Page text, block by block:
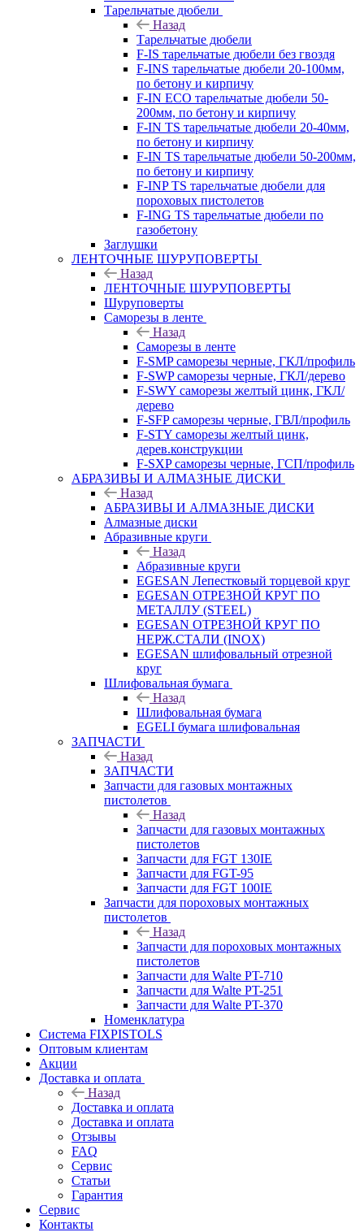
Тарельчатые дюбели
Назад
Тарельчатые дюбели
F-IS тарельчатые дюбели без гвоздя
F-INS тарельчатые дюбели 20-100мм,
по бетону и кирпичу
F-IN ECO тарельчатые дюбели 50-
200мм, по бетону и кирпичу
F-IN TS тарельчатые дюбели 20-40мм,
по бетону и кирпичу
F-IN TS тарельчатые дюбели 50-200мм,
по бетону и кирпичу
F-INP TS тарельчатые дюбели для
пороховых пистолетов
F-ING TS тарельчатые дюбели по
газобетону
Заглушки
ЛЕНТОЧНЫЕ ШУРУПОВЕРТЫ
Назад
ЛЕНТОЧНЫЕ ШУРУПОВЕРТЫ
Шуруповерты
Саморезы в ленте
Назад
Саморезы в ленте
F-SMP саморезы черные, ГКЛ/профиль
F-SWP саморезы черные, ГКЛ/дерево
F-SWY саморезы желтый цинк, ГКЛ/
дерево
F-SFP саморезы черные, ГВЛ/профиль
F-STY саморезы желтый цинк,
дерев.конструкции
F-SXP саморезы черные, ГСП/профиль
АБРАЗИВЫ И АЛМАЗНЫЕ ДИСКИ
Назад
АБРАЗИВЫ И АЛМАЗНЫЕ ДИСКИ
Алмазные диски
Абразивные круги
Назад
Абразивные круги
EGESAN Лепестковый торцевой круг
EGESAN ОТРЕЗНОЙ КРУГ ПО
МЕТАЛЛУ (STEEL)
EGESAN ОТРЕЗНОЙ КРУГ ПО
НЕРЖ.СТАЛИ (INOX)
EGESAN шлифовальный отрезной
круг
Шлифовальная бумага
Назад
Шлифовальная бумага
EGELI бумага шлифовальная
ЗАПЧАСТИ
Назад
ЗАПЧАСТИ
Запчасти для газовых монтажных
пистолетов
Назад
Запчасти для газовых монтажных
пистолетов
Запчасти для FGT 130IE
Запчасти для FGT-95
Запчасти для FGT 100IE
Запчасти для пороховых монтажных
пистолетов
Назад
Запчасти для пороховых монтажных
пистолетов
Запчасти для Walte PT-710
Запчасти для Walte PT-251
Запчасти для Walte PT-370
Номенклатура
Система FIXPISTOLS
Оптовым клиентам
Акции
Доставка и оплата
Назад
Доставка и оплата
Доставка и оплата
Отзывы
FAQ
Сервис
Статьи
Гарантия
Сервис
Контакты